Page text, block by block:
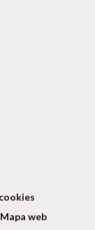
Mapa web